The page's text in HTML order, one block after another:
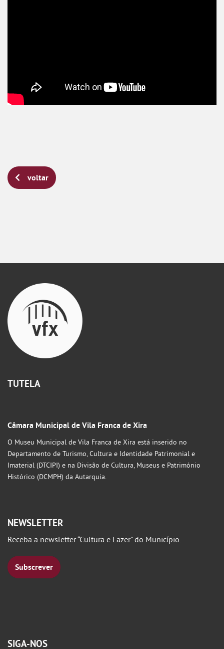
voltar
TUTELA
Câmara Municipal de Vila Franca de Xira
O Museu Municipal de Vila Franca de Xira está inserido no
Departamento de Turismo, Cultura e Identidade Patrimonial e
Imaterial (DTCIPI) e na Divisão de Cultura, Museus e Património
Histórico (DCMPH) da Autarquia.
NEWSLETTER
Receba a newsletter “Cultura e Lazer" do Município.
Subscrever
SIGA-NOS